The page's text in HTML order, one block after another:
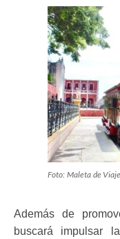
Foto: Maleta de
Además de
buscará impulsar